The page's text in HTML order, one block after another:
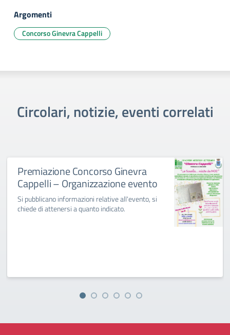
Argomenti
Concorso Ginevra Cappelli
Circolari, notizie, eventi correlati
Premiazione Concorso Ginevra
Cappelli – Organizzazione evento
Si pubblicano informazioni relative all'evento, si
chiede di attenersi a quanto indicato.